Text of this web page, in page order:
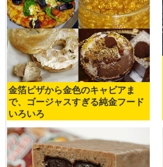
金箔ピザから金色のキャビアま
で、ゴージャスすぎる純金フード
いろいろ